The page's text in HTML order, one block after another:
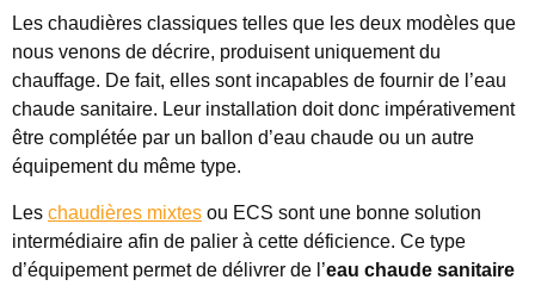
Les chaudières classiques telles que les deux modèles que
nous venons de décrire, produisent uniquement du
chauffage. De fait, elles sont incapables de fournir de l’eau
chaude sanitaire. Leur installation doit donc impérativement
être complétée par un ballon d’eau chaude ou un autre
équipement du même type.
Les chaudières mixtes ou ECS sont une bonne solution
intermédiaire afin de palier à cette déficience. Ce type
d’équipement permet de délivrer de l’eau chaude sanitaire